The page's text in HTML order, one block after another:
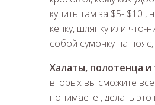
купить там за $5- $10
кепку, шляпку или что-
собой сумочку на
Халаты, полотенца и
вторых вы сможите
понимаете , делать